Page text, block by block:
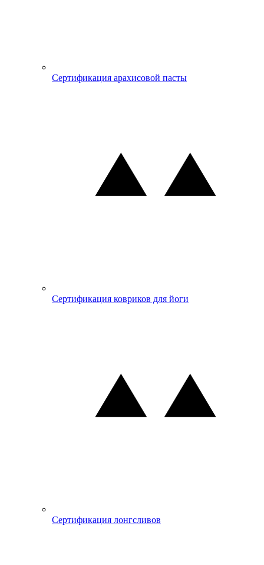
Сертификация арахисовой пасты
Сертификация ковриков для йоги
Сертификация лонгсливов